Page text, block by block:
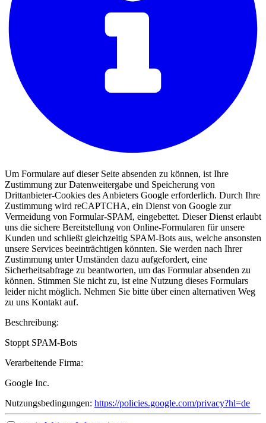
Um Formulare auf dieser Seite absenden zu können, ist Ihre
Zustimmung zur Datenweitergabe und Speicherung von
Drittanbieter-Cookies des Anbieters Google erforderlich. Durch Ihre
Zustimmung wird reCAPTCHA, ein Dienst von Google zur
Vermeidung von Formular-SPAM, eingebettet. Dieser Dienst erlaubt
uns die sichere Bereitstellung von Online-Formularen für unsere
Kunden und schließt gleichzeitig SPAM-Bots aus, welche ansonsten
unsere Services beeinträchtigen könnten. Sie werden nach Ihrer
Zustimmung unter Umständen dazu aufgefordert, eine
Sicherheitsabfrage zu beantworten, um das Formular absenden zu
können. Stimmen Sie nicht zu, ist eine Nutzung dieses Formulars
leider nicht möglich. Nehmen Sie bitte über einen alternativen Weg
zu uns Kontakt auf.
Beschreibung:
Stoppt SPAM-Bots
Verarbeitende Firma:
Google Inc.
Nutzungsbedingungen: https://policies.google.com/privacy?hl=de